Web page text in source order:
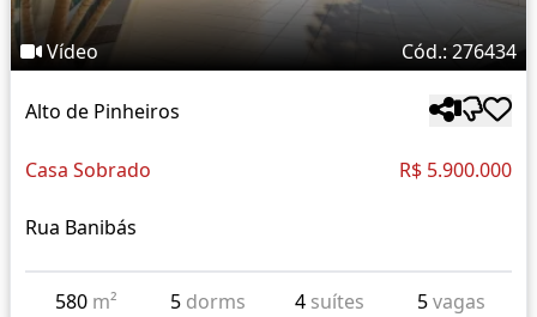
Vídeo Cód.: 276434
Alto de Pinheiros
Casa Sobrado R$ 5.900.000
Rua Banibás
580 m² 5 dorms 4 suítes 5vagas